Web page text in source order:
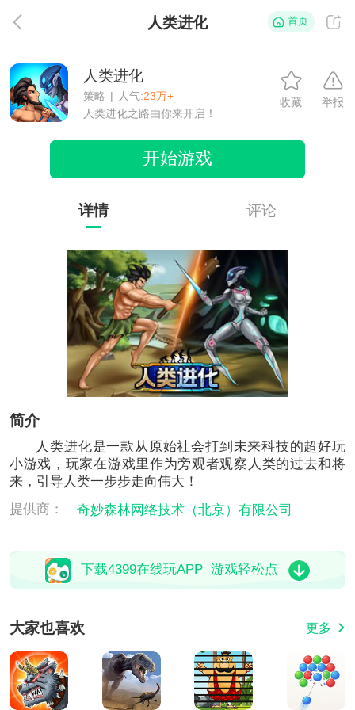
人类进化 首页
人类进化
策略 | 人气:23万+
人类进化之路由你来开启！
收藏 举报
开始游戏
详情 评论
简介
人类进化是一款从原始社会打到未来科技的超好玩
小游戏，玩家在游戏里作为旁观者观察人类的过去和将
来，引导人类一步步走向伟大！
提供商：
奇妙森林网络技术（北京）有限公司
下载4399在线玩APP 游戏轻松点
大家也喜欢 更多